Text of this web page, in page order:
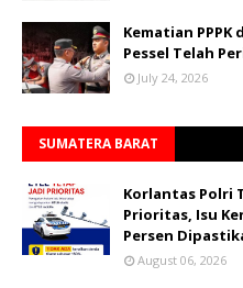
Kematian PPPK
Pessel Telah
July 24, 2026
SUMATERA BARAT
Korlantas Polri
Prioritas, Isu
Persen
August 06, 2026